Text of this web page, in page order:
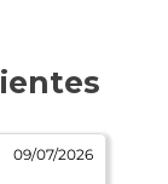
09/07/2026